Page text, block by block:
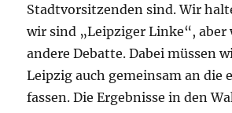
Stadtvorsitzenden sind. Wir
wir sind „Leipziger Linke“, aber
andere Debatte. Dabei müssen
Leipzig auch gemeinsam an die
fassen. Die Ergebnisse in den